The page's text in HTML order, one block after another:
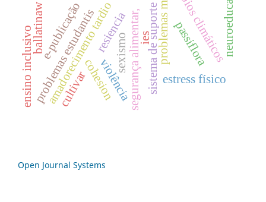
sistema de suporte
segurança alimentar,
resiencia
estress físico
amadorecimento tardio
problemas estudantisviolência
e-publicação ies cambios climáticos
cohesion
passiflora neuroeducação
ensino inclusivo cultivar
ballatinaw sexismo
Open Journal Systems